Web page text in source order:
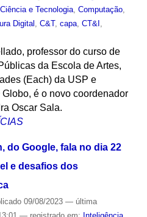
Ciência e Tecnologia, Computação,
Digital C&T, capa, CT&I
professor do curso de
da Escola de Artes,
(Each) da USP e
é o novo coordenador
Oscar Sala.
do Google, fala no dia 22
e desafios dos
09/08/2023 — última